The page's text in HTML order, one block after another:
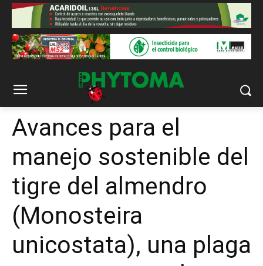
Avances para el
manejo sostenible del
tigre del almendro
(Monosteira
unicostata), una plaga